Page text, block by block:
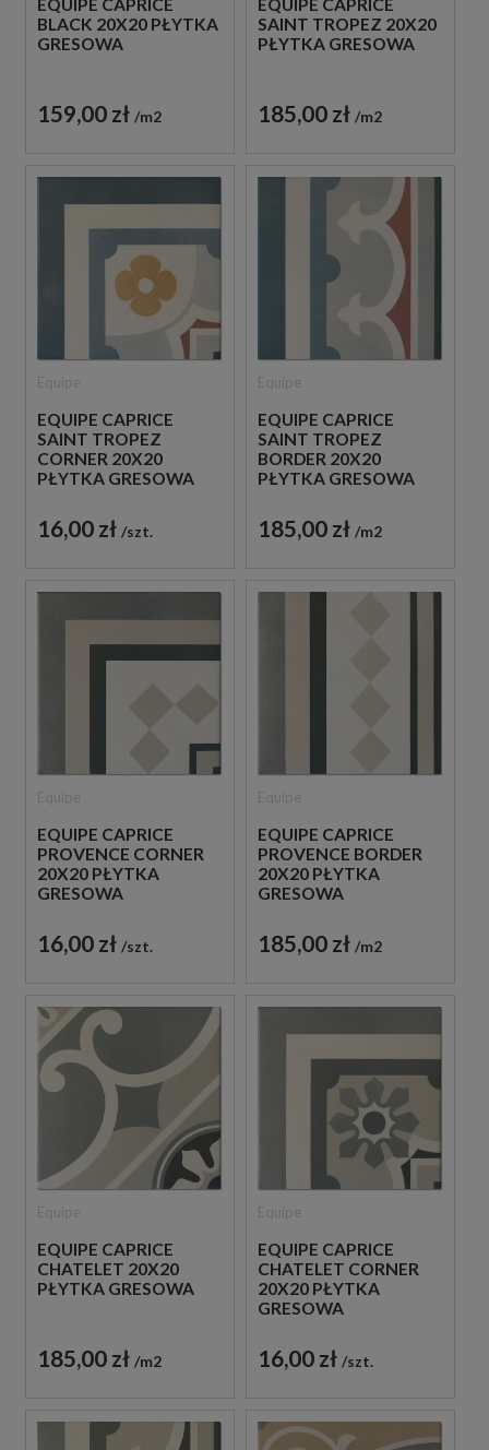
EQUIPE CAPRICE
BLACK 20X20 PŁYTKA
GRESOWA
159,00 zł m2
EQUIPE CAPRICE
SAINT TROPEZ 20X20
PŁYTKA GRESOWA
185,00 zł m2
EQUIPE CAPRICE
SAINT TROPEZ
CORNER 20X20
PŁYTKA GRESOWA
16,00 zł szt.
EQUIPE CAPRICE
SAINT TROPEZ
BORDER 20X20
PŁYTKA GRESOWA
185,00 zł m2
EQUIPE CAPRICE
PROVENCE CORNER
20X20 PŁYTKA
GRESOWA
16,00 zł szt.
EQUIPE CAPRICE
PROVENCE BORDER
20X20 PŁYTKA
GRESOWA
185,00 zł m2
EQUIPE CAPRICE
CHATELET 20X20
PŁYTKA GRESOWA
185,00 zł m2
EQUIPE CAPRICE
CHATELET CORNER
20X20 PŁYTKA
GRESOWA
16,00 zł szt.